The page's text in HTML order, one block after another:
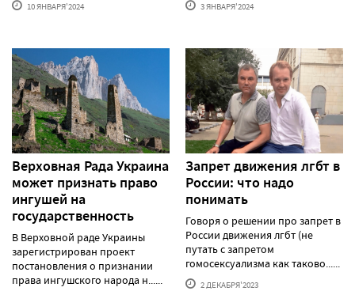
10 ЯНВАРЯ'2024 3 ЯНВАРЯ'2024
Верховная Рада Украина
может признать право
ингушей на
государственность
В Верховной раде Украины
зарегистрирован проект
постановления о признании
права ингушского народа н......
Запрет движения лгбт в
России: что надо
понимать
Говоря о решении про запрет в
России движения лгбт (не
путать с запретом
гомосексуализма как таково......
2 ДЕКАБРЯ'2023